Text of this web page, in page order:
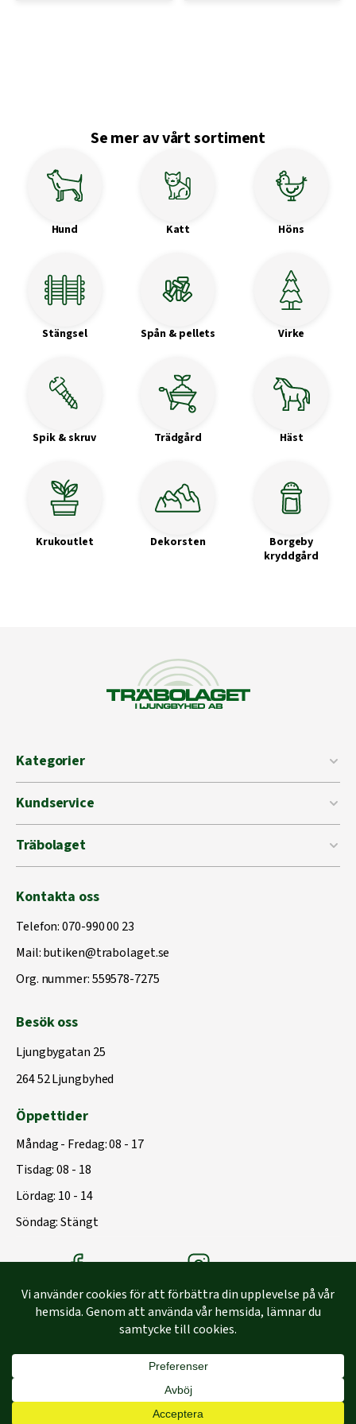
alternativen
produktsidan
Se mer av vårt sortiment
Hund Katt Höns
Stängsel Spån & pellets Virke
Spik & skruv Trädgård Häst
Krukoutlet Dekorsten
Borgeby
kryddgård
Kategorier
Kundservice
Träbolaget
Kontakta oss
Telefon:070-990 00 23
Mail:butiken@trabolaget.se
Org. nummer: 559578-7275
Besök oss
Ljungbygatan 25
264 52 Ljungbyhed
Öppettider
Måndag - Fredag: 08 - 17
Tisdag: 08 - 18
Lördag: 10 - 14
Söndag: Stängt
Träbolagets FacebookTräbolagets instagram